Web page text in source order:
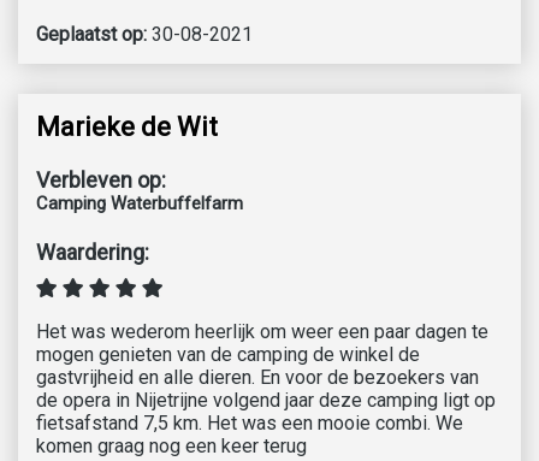
Geplaatst op: 30-08-2021
Marieke de Wit
Verbleven op:
Camping Waterbuffelfarm
Waardering:
Het was wederom heerlijk om weer een paar dagen te
mogen genieten van de camping de winkel de
gastvrijheid en alle dieren. En voor de bezoekers van
de opera in Nijetrijne volgend jaar deze camping ligt op
fietsafstand 7,5 km. Het was een mooie combi. We
komen graag nog een keer terug